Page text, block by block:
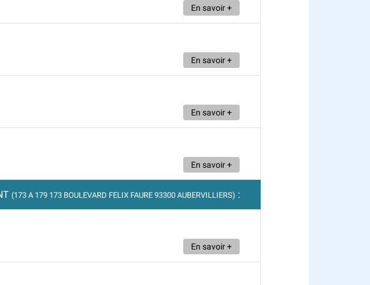
En savoir +
En savoir +
En savoir +
En savoir +
(173 A 179 173 BOULEVARD FELIX FAURE 93300 AUBERVILLIERS) :
En savoir +